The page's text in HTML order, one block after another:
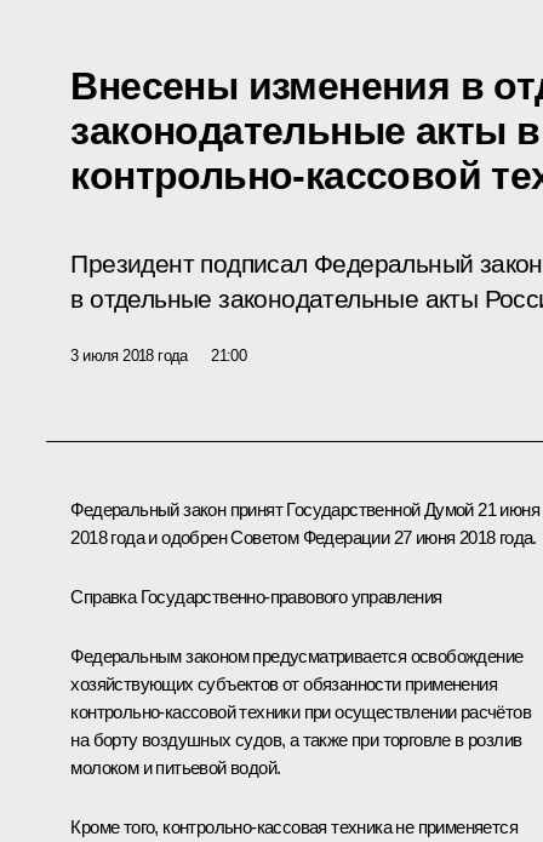
Внесены изменения в
законодательные акты
контрольно-кассовой
Президент подписал Федеральный
в отдельные законодательные акты
3 июля 2018 года 21:00
Федеральный закон принят Государственной Думой 21 июня
2018 года и одобрен Советом Федерации 27 июня 2018 года.
Справка Государственно-правового управления
Федеральным законом предусматривается освобождение
хозяйствующих субъектов от обязанности применения
контрольно-­кассовой техники при осуществлении расчётов
на борту воздушных судов, а также при торговле в розлив
молоком и питьевой водой.
Кроме того, контрольно-кассовая техника не применяется